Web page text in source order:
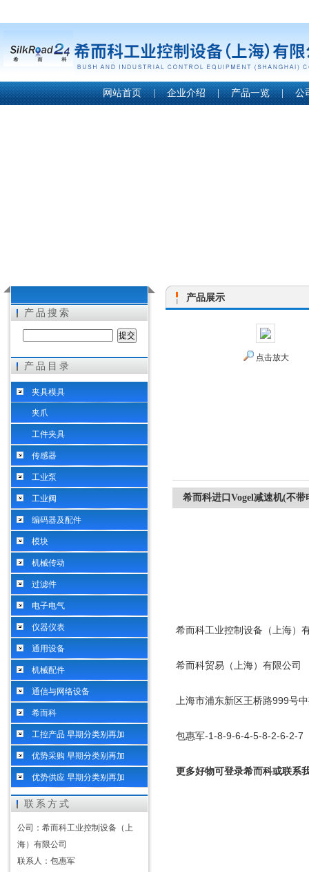
希而科工业控制设备（上海）有限公司
网站首页 | 企业介绍 | 产品一览 | 公
产品搜索
产品目录
夹具模具
夹爪
工件夹具
传感器
工业泵
工业阀
编码器及配件
模块
机械传动
过滤件
电子电气
仪器仪表
通用设备
机械配件
通信与网络设备
希而科
工控产品 早期分类别再加
优势采购 早期分类别再加
优势供应 早期分类别再加
联系方式
公司：希而科工业控制设备（上
海）有限公司
联系人：包惠军
产品展示
点击放大
希而科进口Vogel减速机(不
希而科工业控制设备（上海）
希而科贸易（上海）有限公司
上海市浦东新区王桥路999号
包惠军-1-8-9-6-4-5-8-2-6-2-7
更多好物可登录希而科或联系